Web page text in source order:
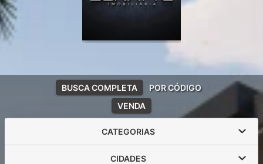
VENDA
BUSCA COMPLETA POR CÓDIGO
CATEGORIAS
CIDADES